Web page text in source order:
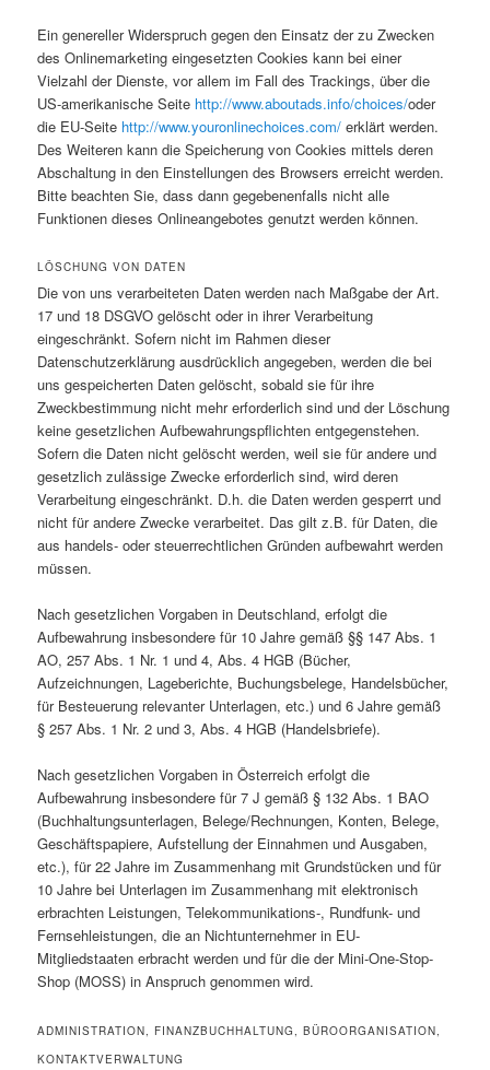
Ein genereller Widerspruch gegen den Einsatz der zu Zwecken
des Onlinemarketing eingesetzten Cookies kann bei einer
Vielzahl der Dienste, vor allem im Fall des Trackings, über die
US-amerikanische Seite http://www.aboutads.info/choices/oder
die EU-Seite http://www.youronlinechoices.com/ erklärt werden.
Des Weiteren kann die Speicherung von Cookies mittels deren
Abschaltung in den Einstellungen des Browsers erreicht werden.
Bitte beachten Sie, dass dann gegebenenfalls nicht alle
Funktionen dieses Onlineangebotes genutzt werden können.
LÖSCHUNG VON DATEN
Die von uns verarbeiteten Daten werden nach Maßgabe der Art.
17 und 18 DSGVO gelöscht oder in ihrer Verarbeitung
eingeschränkt. Sofern nicht im Rahmen dieser
Datenschutzerklärung ausdrücklich angegeben, werden die bei
uns gespeicherten Daten gelöscht, sobald sie für ihre
Zweckbestimmung nicht mehr erforderlich sind und der Löschung
keine gesetzlichen Aufbewahrungspflichten entgegenstehen.
Sofern die Daten nicht gelöscht werden, weil sie für andere und
gesetzlich zulässige Zwecke erforderlich sind, wird deren
Verarbeitung eingeschränkt. D.h. die Daten werden gesperrt und
nicht für andere Zwecke verarbeitet. Das gilt z.B. für Daten, die
aus handels- oder steuerrechtlichen Gründen aufbewahrt werden
müssen.
Nach gesetzlichen Vorgaben in Deutschland, erfolgt die
Aufbewahrung insbesondere für 10 Jahre gemäß §§ 147 Abs. 1
AO, 257 Abs. 1 Nr. 1 und 4, Abs. 4 HGB (Bücher,
Aufzeichnungen, Lageberichte, Buchungsbelege, Handelsbücher,
für Besteuerung relevanter Unterlagen, etc.) und 6 Jahre gemäß
§ 257 Abs. 1 Nr. 2 und 3, Abs. 4 HGB (Handelsbriefe).
Nach gesetzlichen Vorgaben in Österreich erfolgt die
Aufbewahrung insbesondere für 7 J gemäß § 132 Abs. 1 BAO
(Buchhaltungsunterlagen, Belege/Rechnungen, Konten, Belege,
Geschäftspapiere, Aufstellung der Einnahmen und Ausgaben,
etc.), für 22 Jahre im Zusammenhang mit Grundstücken und für
10 Jahre bei Unterlagen im Zusammenhang mit elektronisch
erbrachten Leistungen, Telekommunikations-, Rundfunk- und
Fernsehleistungen, die an Nichtunternehmer in EU-
Mitgliedstaaten erbracht werden und für die der Mini-One-Stop-
Shop (MOSS) in Anspruch genommen wird.
ADMINISTRATION, FINANZBUCHHALTUNG, BÜROORGANISATION,
KONTAKTVERWALTUNG